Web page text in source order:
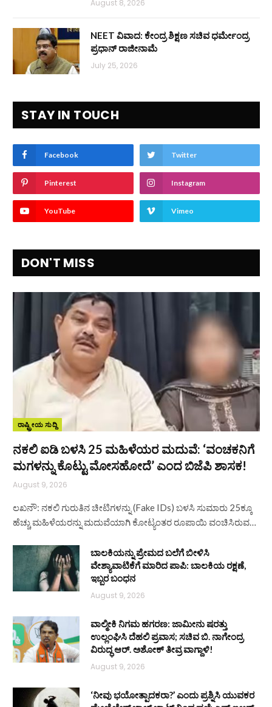
August 8, 2026
NEET ವಿವಾದ: ಕೇಂದ್ರ ಶಿಕ್ಷಣ ಸಚಿವ ಧರ್ಮೇಂದ್ರ
ಪ್ರಧಾನ್ ರಾಜೀನಾಮೆ
July 25, 2026
STAY IN TOUCH
Facebook Twitter
Pinterest Instagram
YouTube Vimeo
DON'T MISS
ರಾಷ್ಟ್ರೀಯ ಸುದ್ದಿ
ನಕಲಿ ಐಡಿ ಬಳಸಿ 25 ಮಹಿಳೆಯರ ಮದುವೆ: ‘ವಂಚಕನಿಗೆ
ಮಗಳನ್ನು ಕೊಟ್ಟು ಮೋಸಹೋದೆ’ ಎಂದ ಬಿಜೆಪಿ ಶಾಸಕ!
August 9, 2026
ಲಖನೌ: ನಕಲಿ ಗುರುತಿನ ಚೀಟಿಗಳನ್ನು (Fake IDs) ಬಳಸಿ ಸುಮಾರು 25ಕ್ಕೂ
ಹೆಚ್ಚು ಮಹಿಳೆಯರನ್ನು ಮದುವೆಯಾಗಿ ಕೋಟ್ಯಂತರ ರೂಪಾಯಿ ವಂಚಿಸಿರುವ…
ಬಾಲಕಿಯನ್ನು ಪ್ರೇಮದ ಬಲೆಗೆ ಬೀಳಿಸಿ
ವೇಶ್ಯಾವಾಟಿಕೆಗೆ ಮಾರಿದ ಪಾಪಿ: ಬಾಲಕಿಯ ರಕ್ಷಣೆ,
ಇಬ್ಬರ ಬಂಧನ
August 9, 2026
ವಾಲ್ಮೀಕಿ ನಿಗಮ ಹಗರಣ: ಜಾಮೀನು ಷರತ್ತು
ಉಲ್ಲಂಘಿಸಿ ದೆಹಲಿ ಪ್ರವಾಸ; ಸಚಿವ ಬಿ. ನಾಗೇಂದ್ರ
ವಿರುದ್ಧ ಆರ್. ಅಶೋಕ್ ತೀವ್ರ ವಾಗ್ದಾಳಿ!
August 9, 2026
‘ನೀವು ಭಯೋತ್ಪಾದಕರಾ?’ ಎಂದು ಪ್ರಶ್ನಿಸಿ ಯುವಕರ